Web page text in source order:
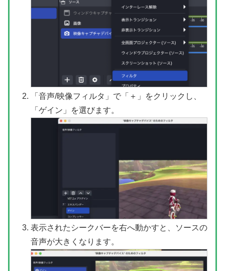
「音声/映像フィルタ」で「＋」をクリックし、
「ゲイン」を選びます。
表示されたシークバーを右へ動かすと、ソースの
音声が大きくなります。